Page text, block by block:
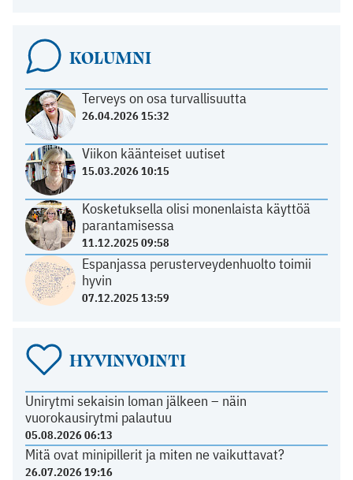
KOLUMNI
Terveys on osa turvallisuutta
26.04.2026 15:32
Viikon käänteiset uutiset
15.03.2026 10:15
Kosketuksella olisi monenlaista käyttöä
parantamisessa
11.12.2025 09:58
Espanjassa perusterveydenhuolto toimii
hyvin
07.12.2025 13:59
HYVINVOINTI
Unirytmi sekaisin loman jälkeen – näin
vuorokausirytmi palautuu
05.08.2026 06:13
Mitä ovat minipillerit ja miten ne vaikuttavat?
26.07.2026 19:16